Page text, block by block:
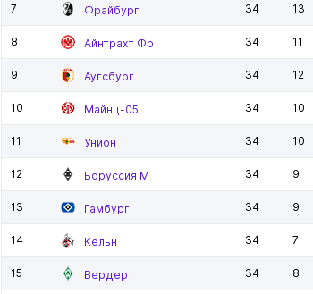
7 Фрайбург 34 13
8 Айнтрахт Фр 34 11
9 Аугсбург 34 12
10 Майнц-05 34 10
11 Унион 34 10
12 Боруссия М 34 9
13 Гамбург 34 9
14 Кельн 34 7
15 Вердер 34 8